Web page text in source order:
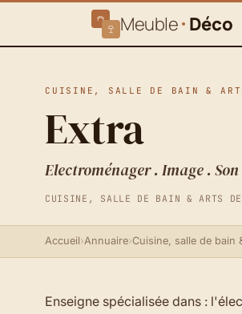
Meuble Déco
CUISINE, SALLE DE BAIN &
Extra
Electroménager . Image . Son
CUISINE, SALLE DE BAIN & ARTS
Accueil›Annuaire›Cuisine, salle de bain
Enseigne spécialisée dans :